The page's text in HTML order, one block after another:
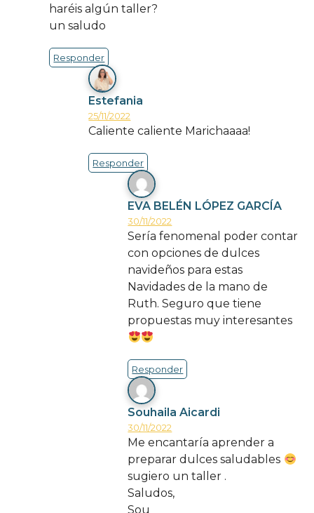
haréis algún taller?
un saludo
Responder
Estefania
25/11/2022
Caliente caliente Marichaaaa!
Responder
EVA BELÉN LÓPEZ GARCÍA
30/11/2022
Sería fenomenal poder contar
con opciones de dulces
navideños para estas
Navidades de la mano de
Ruth. Seguro que tiene
propuestas muy interesantes
Responder
Souhaila Aicardi
30/11/2022
Me encantaría aprender a
preparar dulces saludables
sugiero un taller .
Saludos,
Sou